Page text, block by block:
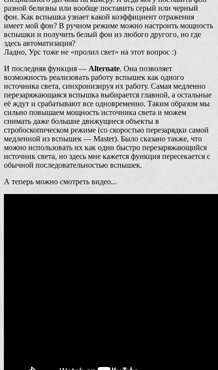
разной белизны или вообще поставить серый или черный
фон. Как вспышка узнает какой коэффициент отражения
имеет мой фон? В ручном режиме можно настроить мощность
вспышки и получить белый фон из любого другого, но где
здесь автоматизация?
Ладно, Урс тоже не «пролил свет» на этот вопрос :)
И последняя функция — Alternate. Она позволяет
возможность реализовать работу вспышек как одного
источника света, синхронизируя их работу. Самая медленно
перезаряжающаяся вспышка выбирается главной, а остальные
её ждут и срабатывают все одновременно. Таким образом мы
сильно повышаем мощность источника света и можем
снимать даже большие движущиеся объекты в
стробоскопическом режиме (со скоростью перезарядки самой
медленной из вспышек — Master). Было сказано также, что
можно использовать их как один быстро перезаряжающийся
источник света, но здесь мне кажется функция пересекается с
обычной последовательностью вспышек.
А теперь можно смотреть видео...